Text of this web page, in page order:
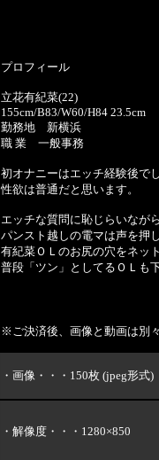
プロフィール
立花有紀菜(22)
155cm/B83/W60/H84 23.5cm
勤務地 新横浜
職 業 一般事務
初オナニーはエッチ経験後で
性欲は普通だと思います。
エッチな質問に恥じらいなが
パンスト越しの電マは声を押
有紀菜ＯＬのお尻の穴をネッ
普段「ツン」としてるＯＬも
※ご決済後、画像と動画は別
・画像・・・150枚 (jpeg形式
・解像度・・・1280×850